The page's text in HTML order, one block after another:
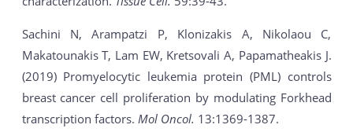
Sachini N, Arampatzi P, Klonizakis A, Nikolaou C,
Makatounakis T, Lam EW, Kretsovali A, Papamatheakis J.
(2019) Promyelocytic leukemia protein (PML) controls
breast cancer cell proliferation by modulating Forkhead
transcription factors. Mol Oncol. 13:1369-1387.